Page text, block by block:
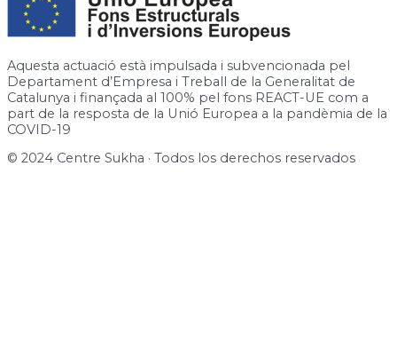
Aquesta actuació està impulsada i subvencionada pel
Departament d’Empresa i Treball de la Generalitat de
Catalunya i finançada al 100% pel fons REACT-UE com a
part de la resposta de la Unió Europea a la pandèmia de la
COVID-19
© 2024 Centre Sukha · Todos los derechos reservados